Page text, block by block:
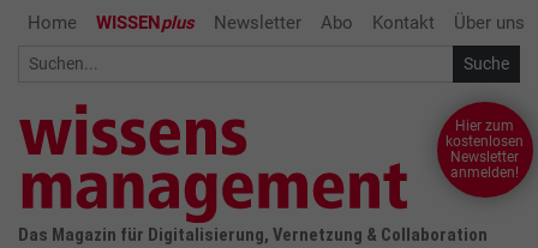
Home WISSENplus Newsletter Abo Kontakt Über uns
Das Magazin für Digitalisierung, Vernetzung & Collaboration
Hier zum
kostenlosen
Newsletter
anmelden!